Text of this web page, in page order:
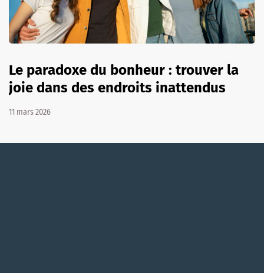
Le paradoxe du bonheur : trouver la
joie dans des endroits inattendus
11 mars 2026